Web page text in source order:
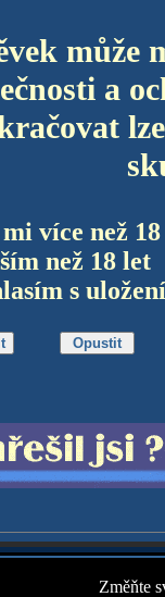
může
a
mi více než
než 18 let
s
Změňte